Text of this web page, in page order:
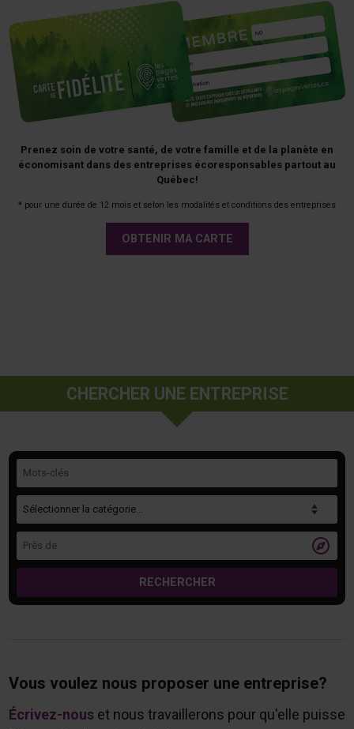
Prenez soin de votre santé, de votre famille et de la planète en
économisant dans des entreprises écoresponsables partout au
Québec!
* pour une durée de 12 mois et selon les modalités et conditions des entreprises
OBTENIR MA CARTE
CHERCHER UNE ENTREPRISE

RECHERCHER
Vous voulez nous proposer une entreprise?
Écrivez-nouset nous travaillerons pour qu'elle puisse